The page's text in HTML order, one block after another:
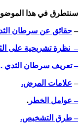
سنتطرق في هذا الموضوع
–حقائق عن سرطان
– نظرة تشريحية على
– تعريف سرطان الثدي .
– علامات المرض.
– عوامل الخطر .
– طرق التشخيص.